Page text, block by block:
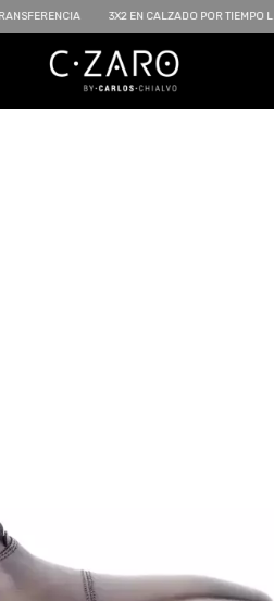
3X2 EN CALZADO POR TIEMPO LIMITADO |